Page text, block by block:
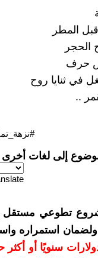
المطر
الحجر
حرف
في ثنايا روح
..
إلى لغات
تطوعي مستقل
ولضمان استمراره
بمبلغ 10 دولارات